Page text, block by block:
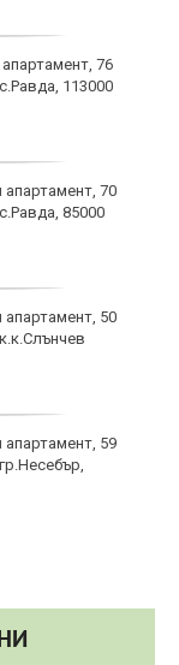
76
113000
70
85000
50
59